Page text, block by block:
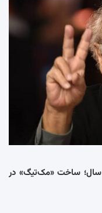
بازگشت دنی دویتو به کارگردانی پس از ۲۳ سال؛ ساخت «مک‌تیگ» در